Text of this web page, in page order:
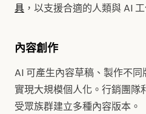
具 ，以支援合適的人類與 AI
內容創作
AI 可產生內容草稿、製作不
實現大規模個人化。行銷團隊
受眾族群建立多種內容版本。